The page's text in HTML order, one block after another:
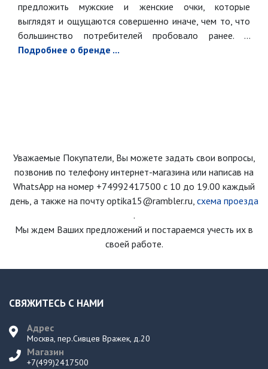
предложить мужские и женские очки, которые
выглядят и ощущаются совершенно иначе, чем то, что
большинство потребителей пробовало ранее. ...
Подробнее о бренде ...
Уважаемые Покупатели, Вы можете задать свои вопросы,
позвонив по телефону интернет-магазина или написав на
WhatsApp на номер +74992417500 с 10 до 19.00 каждый
день, а также на почту optika15@rambler.ru, схема проезда
.
Мы ждем Ваших предложений и постараемся учесть их в
своей работе.
СВЯЖИТЕСЬ С НАМИ
Адрес
Москва, пер.Сивцев Вражек, д.20
Магазин
+7(499)2417500